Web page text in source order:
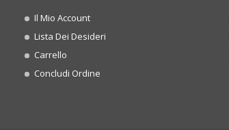
Il Mio Account
Lista Dei Desideri
Carrello
Concludi Ordine